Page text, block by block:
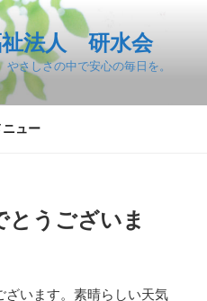
祉法人 研水会
やさしさの中で安心の毎日を。
ニュー
とうございま
ざいます。素晴らしい天気